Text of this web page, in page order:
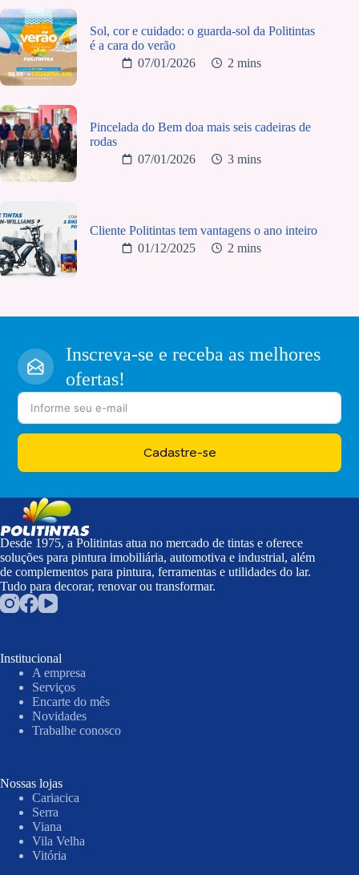
Sol, cor e cuidado: o guarda-sol da Politintas
é a cara do verão
07/01/2026
2 mins
Pincelada do Bem doa mais seis cadeiras de
rodas
07/01/2026
3 mins
Cliente Politintas tem vantagens o ano inteiro
01/12/2025
2 mins
Inscreva-se e receba as melhores
ofertas!
Cadastre-se
Desde 1975, a Politintas atua no mercado de tintas e oferece
soluções para pintura imobiliária, automotiva e industrial, além
de complementos para pintura, ferramentas e utilidades do lar.
Tudo para decorar, renovar ou transformar.
Institucional
A empresa
Serviços
Encarte do mês
Novidades
Trabalhe conosco
Nossas lojas
Cariacica
Serra
Viana
Vila Velha
Vitória